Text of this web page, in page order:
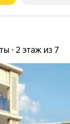
2 этаж из 7